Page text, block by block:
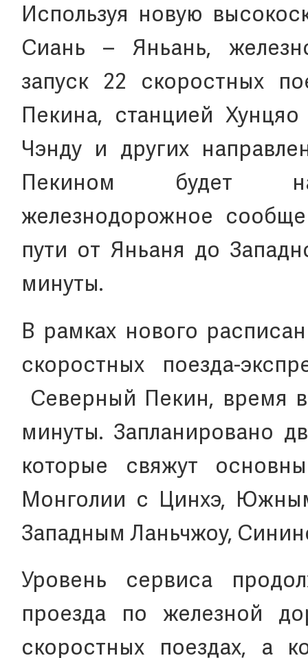
Используя новую
Сиань – Яньань,
запуск 22 скоростных
Пекина, станцией
Чэнду и других
Пекином будет
железнодорожное
пути от Яньаня до
минуты.
В рамках нового
скоростных поезда-
Северный Пекин, время
минуты. Запланировано
которые свяжут
Монголии с Цинхэ,
Западным Ланьчжоу,
Уровень сервиса
проезда по железной
скоростных поездах, а